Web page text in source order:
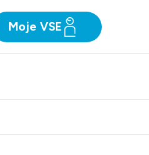
Moje VSE